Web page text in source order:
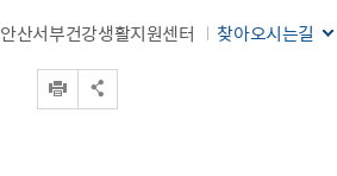
안산서부건강생활지원센터 찾아오시는길